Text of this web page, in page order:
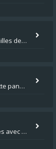
Les chiffres que tu donnes, c'est bien les tailles de gicleur ? Par contre tes "-2 tours" à quoi correspondent t'ils ?
:surprised: première fois que j'entend parler de cette panne ,ta moto aurait été maraboutée? :pretre:
Bonjour à tous Si des utilisateurs ont des problèmes avec leur moto qui démarre plus, la mienne ne coupe plus :?: - Je